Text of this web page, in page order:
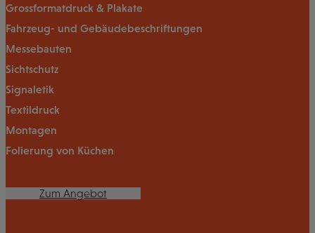
Grossformatdruck & Plakate
Fahrzeug- und Gebäudebeschriftungen
Messebauten
Sichtschutz
Signaletik
Textildruck
Montagen
Folierung von Küchen
Zum Angebot